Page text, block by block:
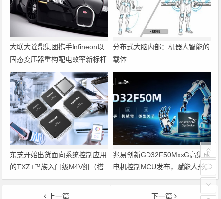
大联大诠鼎集团携手Infineon以
固态变压器重构配电效率新标杆
分布式大脑内部：机器人智能的
载体
东芝开始出货面向系统控制应用
的TXZ+™族入门级M4V组（搭
载Arm Cortex‑M4内核的标准微
控制器）工程样品
兆易创新GD32F50MxxG高集成
电机控制MCU发布，赋能人形
机器人关节驱动革新
上一篇 下一篇